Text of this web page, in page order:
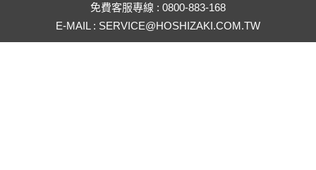
免費客服專線 : 0800-883-168
E-MAIL : SERVICE@HOSHIZAKI.COM.TW